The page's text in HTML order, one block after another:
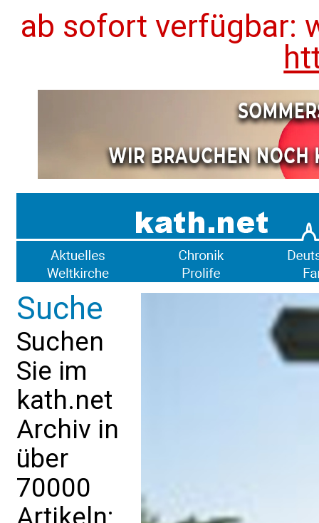
ab sofort verfügbar:
Suche
Suchen
Sie im
kath.net
Archiv in
über
70000